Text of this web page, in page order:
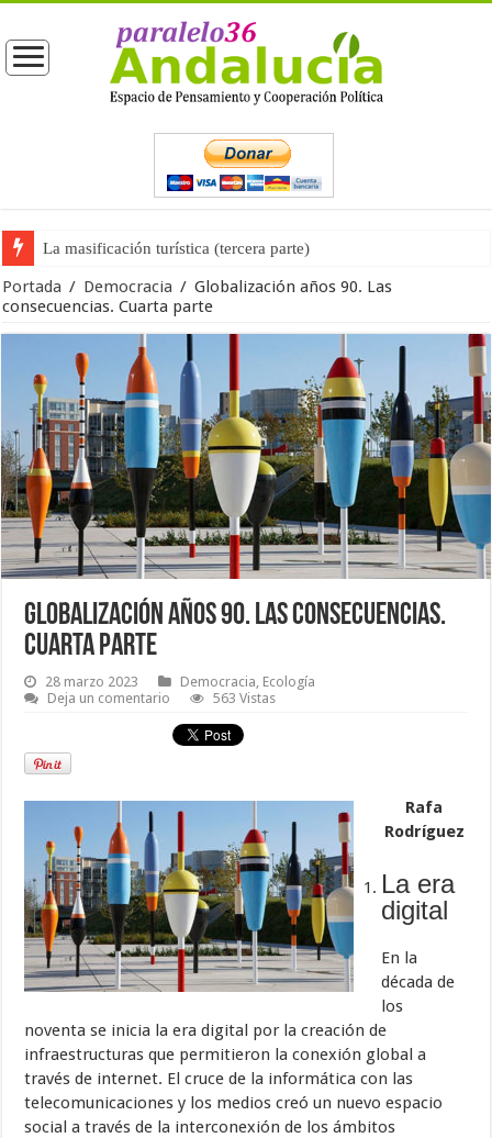
La masificación turística (tercera parte)
La opinión pública ante las próximas elecciones generales
Portada / Democracia / Globalización años 90. Las
consecuencias. Cuarta parte
Globalización años 90. Las consecuencias.
Cuarta parte
28 marzo 2023 Democracia Ecología
Deja un comentario
563 Vistas
Rafa
Rodríguez
La era
digital
En la
década de
los
noventa se inicia la era digital por la creación de
infraestructuras que permitieron la conexión global a
través de internet. El cruce de la informática con las
telecomunicaciones y los medios creó un nuevo espacio
social a través de la interconexión de los ámbitos